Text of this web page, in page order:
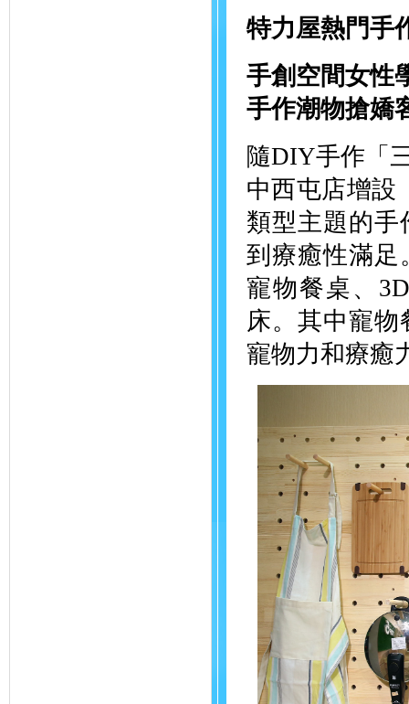
特力屋熱門手
手創空間女性
手作潮物搶嬌
隨DIY手作「
中西屯店增設
類型主題的
到療癒性滿足
寵物餐桌、
床。其中寵
寵物力和療癒